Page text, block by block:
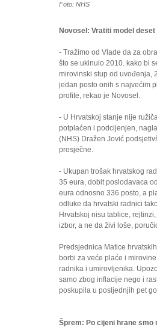
Foto: NHS
Novosel: Vratiti model
- Tražimo od Vlade da za
što se ukinulo 2010. kako bi
mirovinski stup od uvođenja,
jedan posto onih s najvećim
profite, rekao je Novosel.
- U Hrvatskoj stanje nije
potplaćen i podcijenjen,
(NHS) Dražen Jović
prosječne.
- Ukupan trošak hrvatskog
35 eura, dobit poslodavaca
eura odnosno 336 posto, a
odluke da hrvatski radnici
Hrvatskoj nisu tablice,
izbor, a ne da živi loše,
Predsjednica Matice
borbi za veće plaće i
radnika i umirovljenika.
samo zbog inflacije nego i
poskupila u posljednjih pet
Šprem: Po cijeni hrane smo